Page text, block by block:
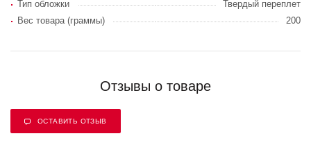
Тип обложки
Твердый переплет
Вес товара (граммы)
200
Отзывы о товаре
ОСТАВИТЬ ОТЗЫВ